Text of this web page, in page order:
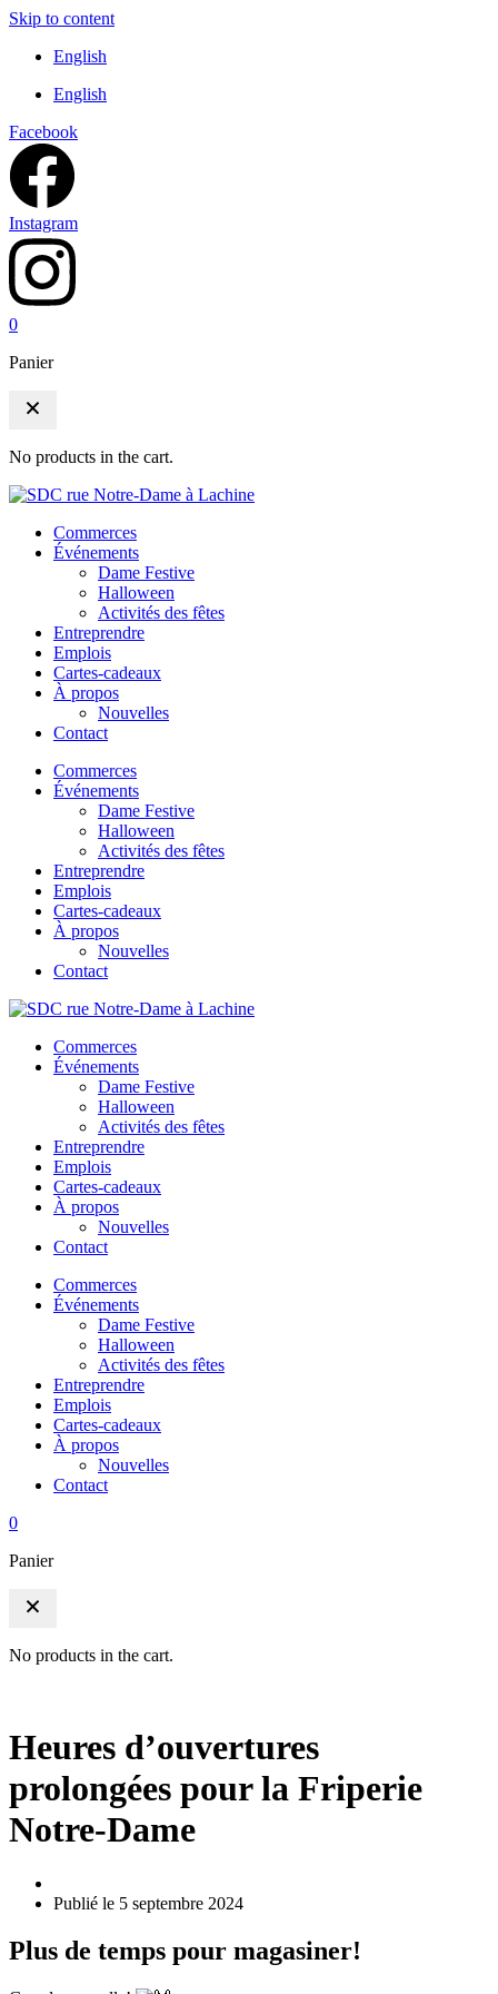
Skip to content
English
English
Facebook
Instagram
0
Panier
No products in the cart.
Commerces
Événements
Dame Festive
Halloween
Activités des fêtes
Entreprendre
Emplois
Cartes-cadeaux
À propos
Nouvelles
Contact
Commerces
Événements
Dame Festive
Halloween
Activités des fêtes
Entreprendre
Emplois
Cartes-cadeaux
À propos
Nouvelles
Contact
Commerces
Événements
Dame Festive
Halloween
Activités des fêtes
Entreprendre
Emplois
Cartes-cadeaux
À propos
Nouvelles
Contact
Commerces
Événements
Dame Festive
Halloween
Activités des fêtes
Entreprendre
Emplois
Cartes-cadeaux
À propos
Nouvelles
Contact
0
Panier
No products in the cart.
Heures d’ouvertures
prolongées pour la Friperie
Notre-Dame
Publié le 5 septembre 2024
Plus de temps pour magasiner!